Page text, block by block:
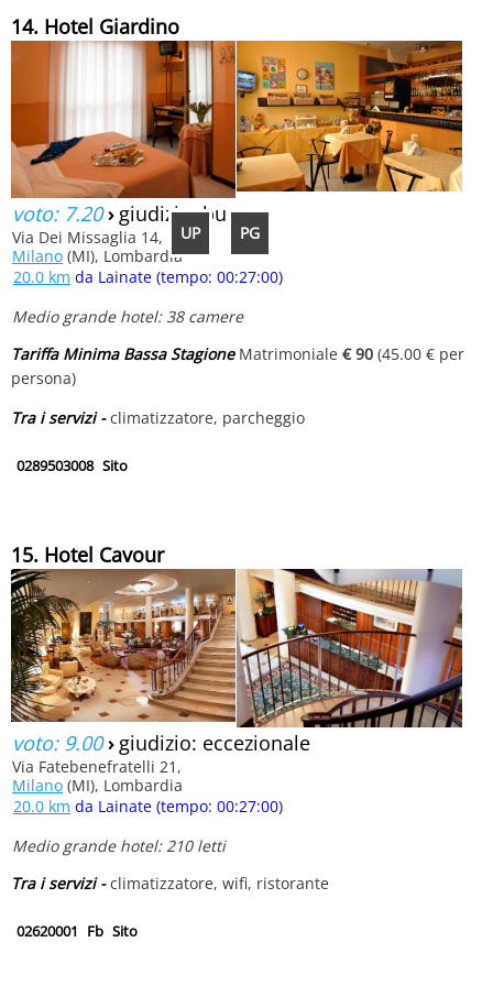
UP PG
14. Hotel Giardino
voto: 7.20› giudizio: buono
Via Dei Missaglia 14,
Milano (MI), Lombardia
20.0 km da Lainate (tempo: 00:27:00)
Medio grande hotel: 38 camere
Tariffa Minima Bassa StagioneMatrimoniale € 90 (45.00 € per
persona)
Tra i servizi -climatizzatore, parcheggio
0289503008 Sito
15. Hotel Cavour
voto: 9.00› giudizio: eccezionale
Via Fatebenefratelli 21,
Milano (MI), Lombardia
20.0 km da Lainate (tempo: 00:27:00)
Medio grande hotel: 210 letti
Tra i servizi -climatizzatore, wifi, ristorante
02620001 Fb Sito